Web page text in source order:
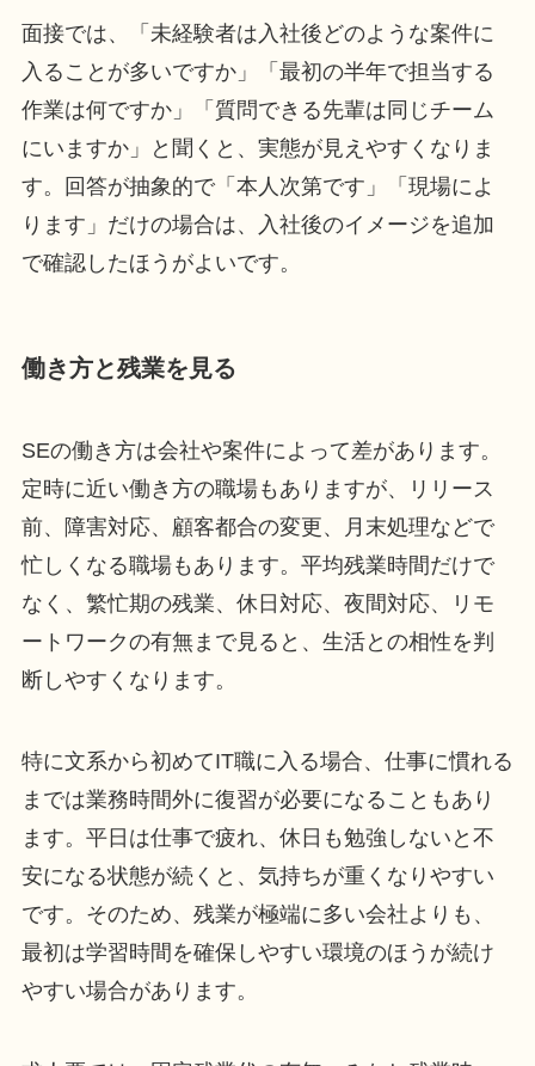
面接では、「未経験者は入社後どのような案件に
入ることが多いですか」「最初の半年で担当する
作業は何ですか」「質問できる先輩は同じチーム
にいますか」と聞くと、実態が見えやすくなりま
す。回答が抽象的で「本人次第です」「現場によ
ります」だけの場合は、入社後のイメージを追加
で確認したほうがよいです。
働き方と残業を見る
SEの働き方は会社や案件によって差があります。
定時に近い働き方の職場もありますが、リリース
前、障害対応、顧客都合の変更、月末処理などで
忙しくなる職場もあります。平均残業時間だけで
なく、繁忙期の残業、休日対応、夜間対応、リモ
ートワークの有無まで見ると、生活との相性を判
断しやすくなります。
特に文系から初めてIT職に入る場合、仕事に慣れる
までは業務時間外に復習が必要になることもあり
ます。平日は仕事で疲れ、休日も勉強しないと不
安になる状態が続くと、気持ちが重くなりやすい
です。そのため、残業が極端に多い会社よりも、
最初は学習時間を確保しやすい環境のほうが続け
やすい場合があります。